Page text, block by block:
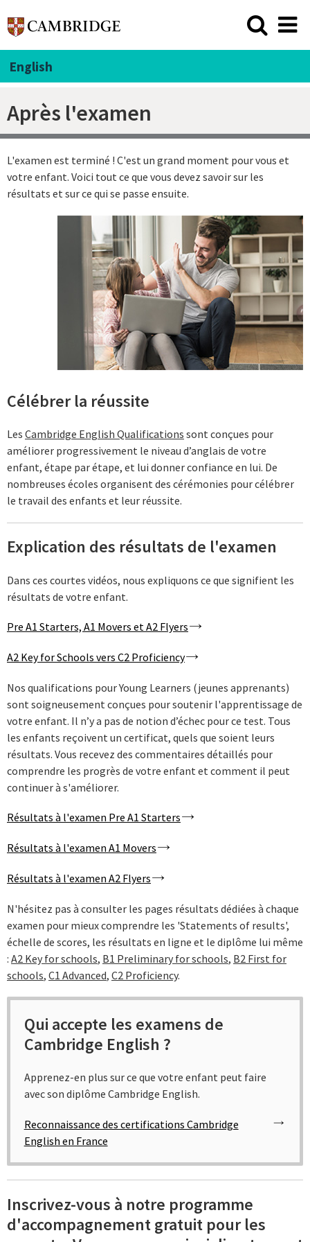
English
Après l'examen
L'examen est terminé ! C'est un grand moment pour vous et
votre enfant. Voici tout ce que vous devez savoir sur les
résultats et sur ce qui se passe ensuite.
Célébrer la réussite
Les Cambridge English Qualifications sont conçues pour
améliorer progressivement le niveau d’anglais de votre
enfant, étape par étape, et lui donner confiance en lui. De
nombreuses écoles organisent des cérémonies pour célébrer
le travail des enfants et leur réussite.
Explication des résultats de l'examen
Dans ces courtes vidéos, nous expliquons ce que signifient les
résultats de votre enfant.
Pre A1 Starters, A1 Movers et A2 Flyers
A2 Key for Schools vers C2 Proficiency
Nos qualifications pour Young Learners (jeunes apprenants)
sont soigneusement conçues pour soutenir l'apprentissage de
votre enfant. Il n’y a pas de notion d’échec pour ce test. Tous
les enfants reçoivent un certificat, quels que soient leurs
résultats. Vous recevez des commentaires détaillés pour
comprendre les progrès de votre enfant et comment il peut
continuer à s'améliorer.
Résultats à l'examen Pre A1 Starters
Résultats à l'examen A1 Movers
Résultats à l'examen A2 Flyers
N'hésitez pas à consulter les pages résultats dédiées à chaque
examen pour mieux comprendre les 'Statements of results',
échelle de scores, les résultats en ligne et le diplôme lui même
: A2 Key for schools, B1 Preliminary for schools, B2 First for
schools, C1 Advanced, C2 Proficiency.
Qui accepte les examens de
Cambridge English ?
Apprenez-en plus sur ce que votre enfant peut faire
avec son diplôme Cambridge English.
Reconnaissance des certifications Cambridge
English en France
Inscrivez-vous à notre programme
d'accompagnement gratuit pour les